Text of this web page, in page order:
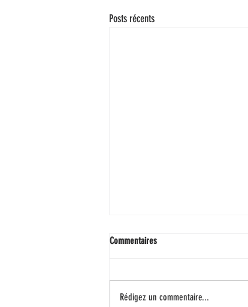
Posts récents
Commentaires
Rédigez un commentaire...